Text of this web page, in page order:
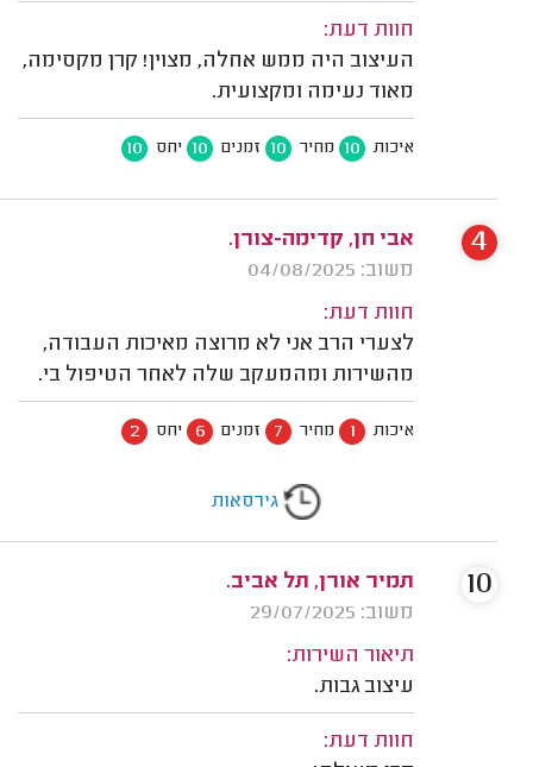
חוות דעת:
העיצוב היה ממש אחלה, מצוין! קרן מקסימה,
מאוד נעימה ומקצועית.
איכות 10 מחיר 10 זמנים 10 יחס 10
אבי חן, קדימה-צורן.
משוב: 04/08/2025
חוות דעת:
לצערי הרב אני לא מרוצה מאיכות העבודה,
מהשירות ומהמעקב שלה לאחר הטיפול בי.
איכות 1 מחיר 7 זמנים 6 יחס 2
4
גירסאות
תמיר אורן, תל אביב.
משוב: 29/07/2025
תיאור השירות:
עיצוב גבות.
חוות דעת:
10